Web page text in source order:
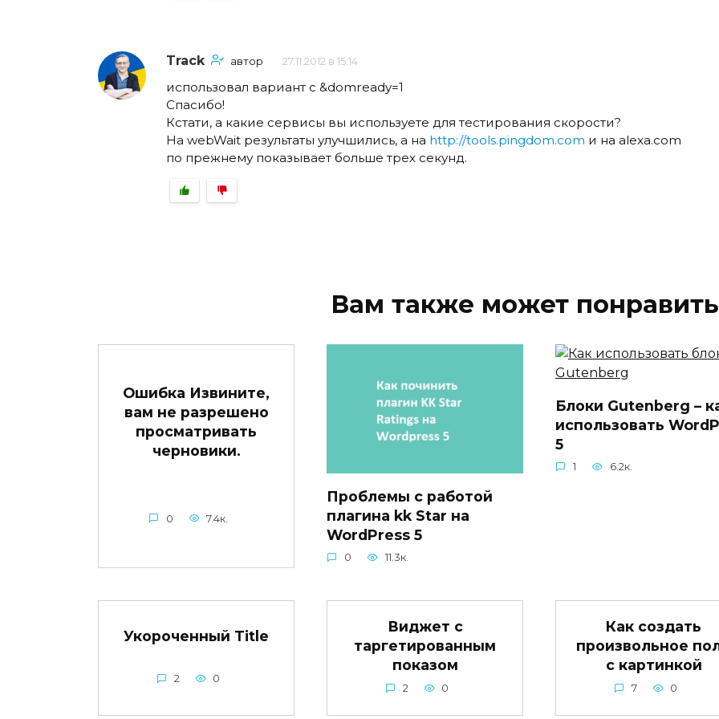
Track автор 27.11.2012 в 15:14
использовал вариант с &domready=1
Спасибо!
Кстати, а какие сервисы вы используете для тестирования скорости?
На webWait результаты улучшились, а на http://tools.pingdom.com и на alexa.com
по прежнему показывает больше трех секунд.
Вам также может
Ошибка Извините,
вам не разрешено
просматривать
черновики.
0 7.4к.
Проблемы с работой
плагина kk Star на
WordPress 5
0 11.3к.
Блоки Gutenberg –
использовать
5
1 6.2к.
Укороченный Title
2 0
Виджет с
таргетированным
показом
2 0
Как создать
произвольное
с картинкой
7 0